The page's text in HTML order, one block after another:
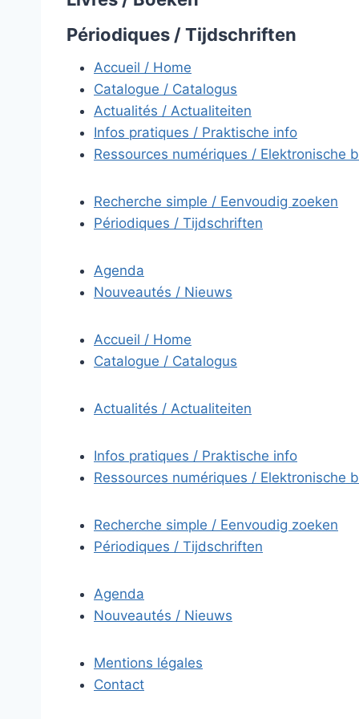
Périodiques / Tijdschriften
Accueil / Home
Catalogue / Catalogus
Actualités / Actualiteiten
Infos pratiques / Praktische info
Ressources numériques / Elektronische
Recherche simple / Eenvoudig zoeken
Périodiques / Tijdschriften
Agenda
Nouveautés / Nieuws
Accueil / Home
Catalogue / Catalogus
Actualités / Actualiteiten
Infos pratiques / Praktische info
Ressources numériques / Elektronische
Recherche simple / Eenvoudig zoeken
Périodiques / Tijdschriften
Agenda
Nouveautés / Nieuws
Mentions légales
Contact